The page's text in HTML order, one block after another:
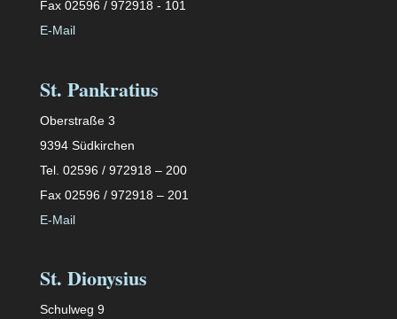
Fax 02596 / 972918 - 101
E-Mail
St. Pankratius
Oberstraße 3
9394 Südkirchen
Tel. 02596 / 972918 – 200
Fax 02596 / 972918 – 201
E-Mail
St. Dionysius
Schulweg 9